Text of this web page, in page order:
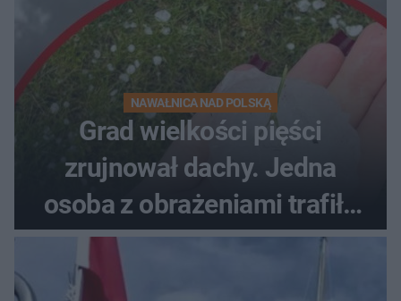
NAWAŁNICA NAD POLSKĄ
Grad wielkości pięści
zrujnował dachy. Jedna
osoba z obrażeniami trafiła
do szpitala